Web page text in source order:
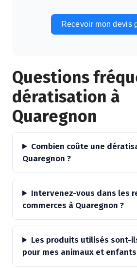
Recevoir mon devis
Questions
dératisation à
Quaregnon
Combien coûte une
Quaregnon ?
Intervenez-vous dans les
commerces à Quaregnon ?
Les produits utilisés sont-
pour mes animaux et enfants